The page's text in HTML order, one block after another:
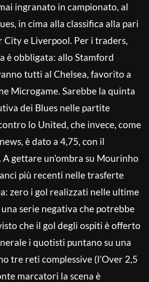
ingranato in campionato, al
in cima alla classifica alla pari
City e Liverpool. Per i traders,
è obbligata: allo Stamford
tutti al Chelsea, favorito a
Microgame. Sarebbe la quinta
dei Blues nelle partite
lo United, che invece, come
è dato a 4,75, con il
A gettare un’ombra su Mourinho
più recenti nelle trasferte
zero i gol realizzati nelle ultime
serie negativa che potrebbe
che il gol degli ospiti è offerto
i quotisti puntano su una
tre reti complessive (l’Over 2,5
marcatori la scena è